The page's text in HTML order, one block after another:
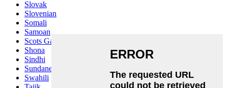
Slovak
Slovenian
Somali
Samoan
Scots Gaelic
Shona
Sindhi
Sundanese
Swahili